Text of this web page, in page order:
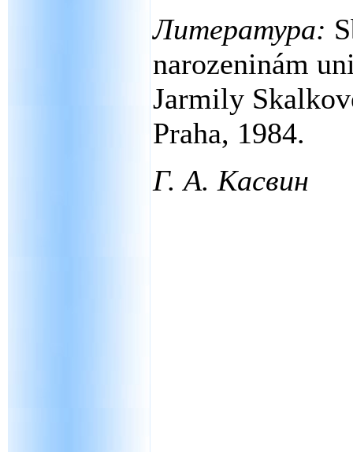
Литература:
narozeninám
Jarmily
Praha, 1984.
Г. А. Касвин